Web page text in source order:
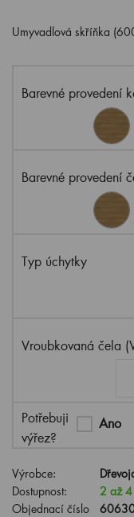
Umyvadlová skříňka
Barevné provedení
Barevné provedení
Typ úchytky
Vroubkovaná čela
Potřebuji
výřez?
Ano
Výrobce:
Dostupnost:
2 až 4
Objednací číslo